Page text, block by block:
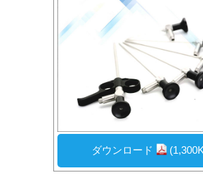
ダウンロード